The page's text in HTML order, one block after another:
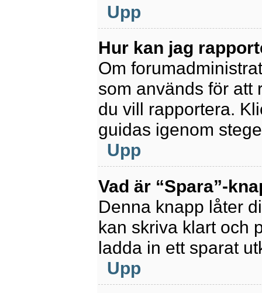
Upp
Hur kan jag
Om
som används för att
du vill rapportera.
guidas igenom
Upp
Vad är “Spara”-
Denna knapp låter
kan skriva klart och
ladda in ett sparat
Upp